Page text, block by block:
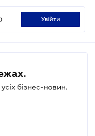
увійти
бізнес-новин.